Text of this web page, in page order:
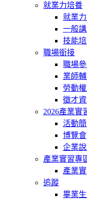
就業力培養
就業
一般
技能
職場銜接
職場
業師
勞動
徵才
2026產業實
活動
博覽會
企業
產業實習專
產業
追蹤
畢業